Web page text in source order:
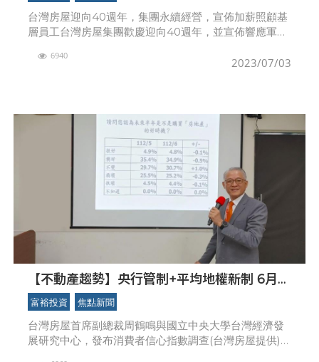
台灣房屋迎向40週年，集團永續經營，宣佈加薪照顧基
層員工台灣房屋集團歡慶迎向40週年，並宣佈響應軍公
全體加薪，加薪幅度3％-5％，是唯一在房市交易不景
2023/07/03
6940
【不動產趨勢】央行管制+平均地權新制 6月購
買房地產信心下滑 多空拉鋸！ 台灣房屋：全年
房市「量縮價盤」
富裕投資 焦點新聞
台灣房屋首席副總裁周鶴鳴與國立中央大學台灣經濟發
展研究中心，發布消費者信心指數調查(台灣房屋提供)中